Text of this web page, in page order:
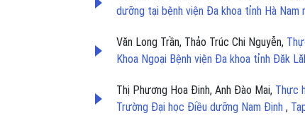
dưỡng tại bệnh viện Đa khoa tỉnh Hà Nam
Văn Long Trần, Thảo Trúc Chi Nguyễn,
Khoa Ngoại Bệnh viện Đa khoa tỉnh Đăk
Thị Phương Hoa Đinh, Anh Đào Mai, Thực
Trường Đại học Điều dưỡng Nam Định ,